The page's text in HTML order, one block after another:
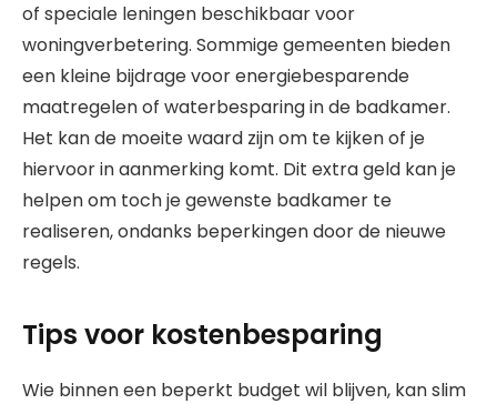
of speciale leningen beschikbaar voor
woningverbetering. Sommige gemeenten bieden
een kleine bijdrage voor energiebesparende
maatregelen of waterbesparing in de badkamer.
Het kan de moeite waard zijn om te kijken of je
hiervoor in aanmerking komt. Dit extra geld kan je
helpen om toch je gewenste badkamer te
realiseren, ondanks beperkingen door de nieuwe
regels.
Tips voor kostenbesparing
Wie binnen een beperkt budget wil blijven, kan slim